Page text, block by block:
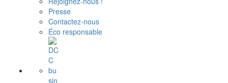
Presse
Contactez-nous
Éco responsable